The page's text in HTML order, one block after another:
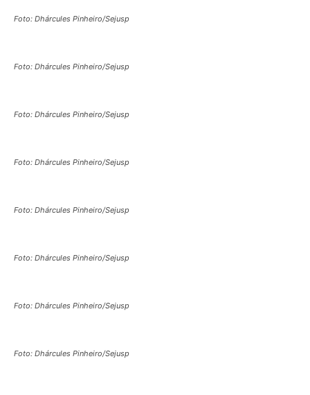
Foto: Dhárcules Pinheiro/Sejusp
Foto: Dhárcules Pinheiro/Sejusp
Foto: Dhárcules Pinheiro/Sejusp
Foto: Dhárcules Pinheiro/Sejusp
Foto: Dhárcules Pinheiro/Sejusp
Foto: Dhárcules Pinheiro/Sejusp
Foto: Dhárcules Pinheiro/Sejusp
Foto: Dhárcules Pinheiro/Sejusp